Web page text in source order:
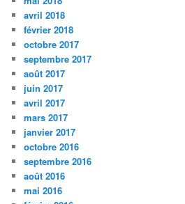
avril 2018
février 2018
octobre 2017
septembre 2017
août 2017
juin 2017
avril 2017
mars 2017
janvier 2017
octobre 2016
septembre 2016
août 2016
mai 2016